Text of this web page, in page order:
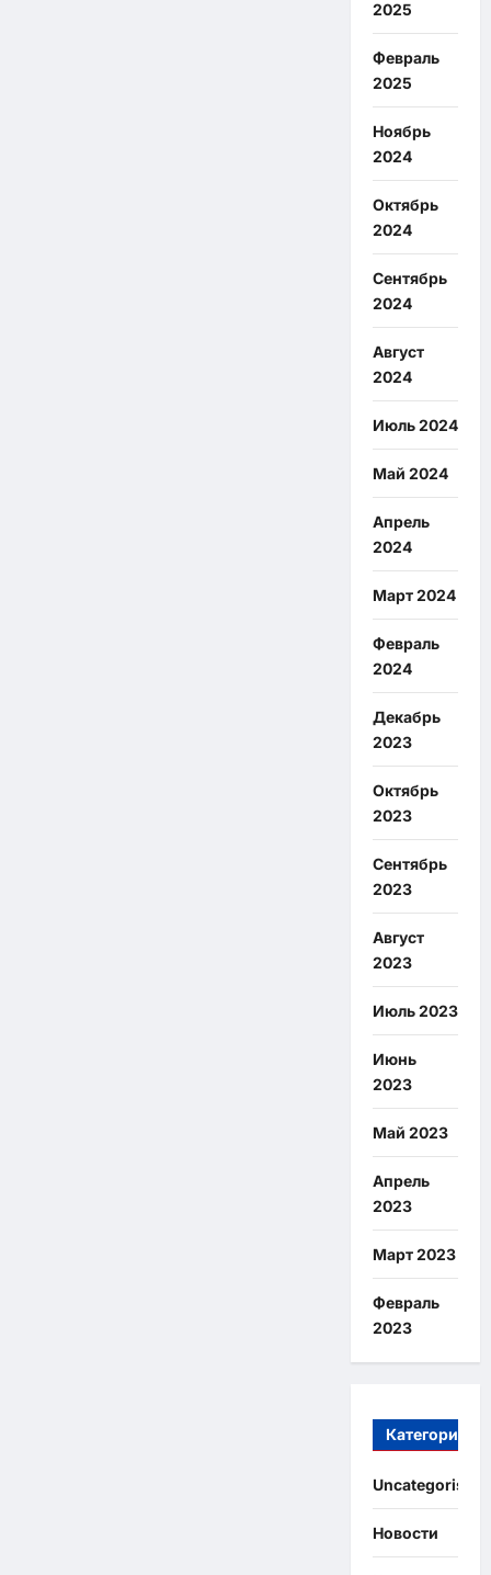
2025
Февраль
2025
Ноябрь
2024
Октябрь
2024
Сентябрь
2024
Август
2024
Июль 2024
Май 2024
Апрель
2024
Март 2024
Февраль
2024
Декабрь
2023
Октябрь
2023
Сентябрь
2023
Август
2023
Июль 2023
Июнь
2023
Май 2023
Апрель
2023
Март 2023
Февраль
2023
Категории
Uncategorised
Новости